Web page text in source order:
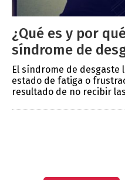
¿Qué es y por
síndrome de
El síndrome de desgaste
estado de fatiga o
resultado de no recibir